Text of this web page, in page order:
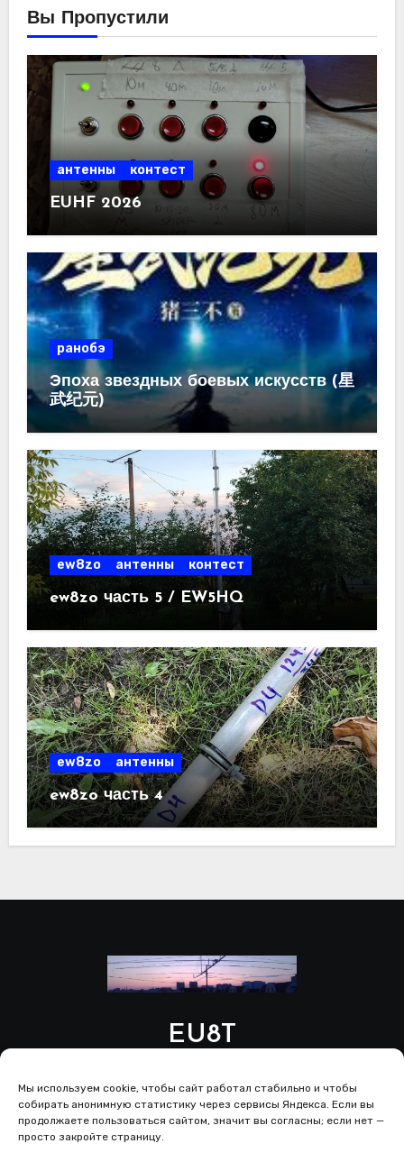
Мы используем cookie, чтобы сайт работал стабильно и чтобы
собирать анонимную статистику через сервисы Яндекса. Если вы
продолжаете пользоваться сайтом, значит вы согласны; если нет —
просто закройте страницу.
Вы Пропустили
антенны контест
EUHF 2026
ранобэ
Эпоха звездных боевых искусств (星
武纪元)
ew8zo антенны контест
ew8zo часть 5 / EW5HQ
ew8zo антенны
ew8zo часть 4
EU8T